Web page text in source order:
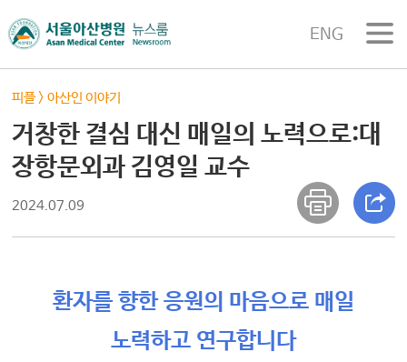
ENG
피플>아산인 이야기
거창한 결심 대신 매일의 노력으로:대
장항문외과 김영일 교수
2024.07.09
환자를 향한 응원의 마음으로 매일
노력하고 연구합니다